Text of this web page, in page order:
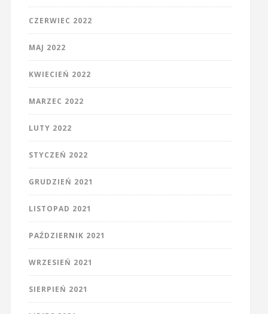
CZERWIEC 2022
MAJ 2022
KWIECIEŃ 2022
MARZEC 2022
LUTY 2022
STYCZEŃ 2022
GRUDZIEŃ 2021
LISTOPAD 2021
PAŹDZIERNIK 2021
WRZESIEŃ 2021
SIERPIEŃ 2021